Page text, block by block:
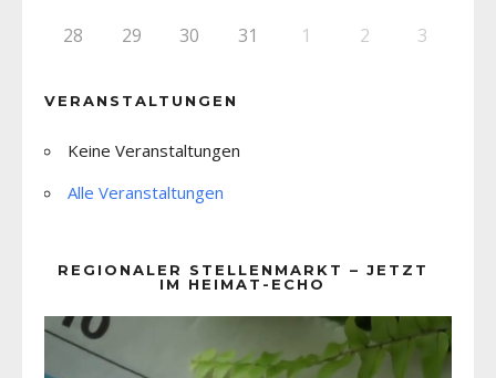
28 29 30 31 1 2 3
VERANSTALTUNGEN
Keine Veranstaltungen
Alle Veranstaltungen
REGIONALER STELLENMARKT – JETZT
IM HEIMAT-ECHO
Player